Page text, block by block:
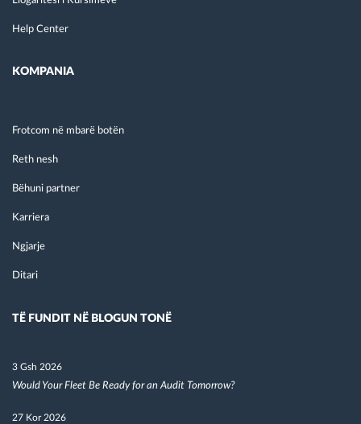
Help Center
KOMPANIA
Frotcom në mbarë botën
Reth nesh
Bëhuni partner
Karriera
Ngjarje
Ditari
TË FUNDIT NË BLOGUN TONË
3 Gsh 2026
Would Your Fleet Be Ready for an Audit Tomorrow?
27 Kor 2026